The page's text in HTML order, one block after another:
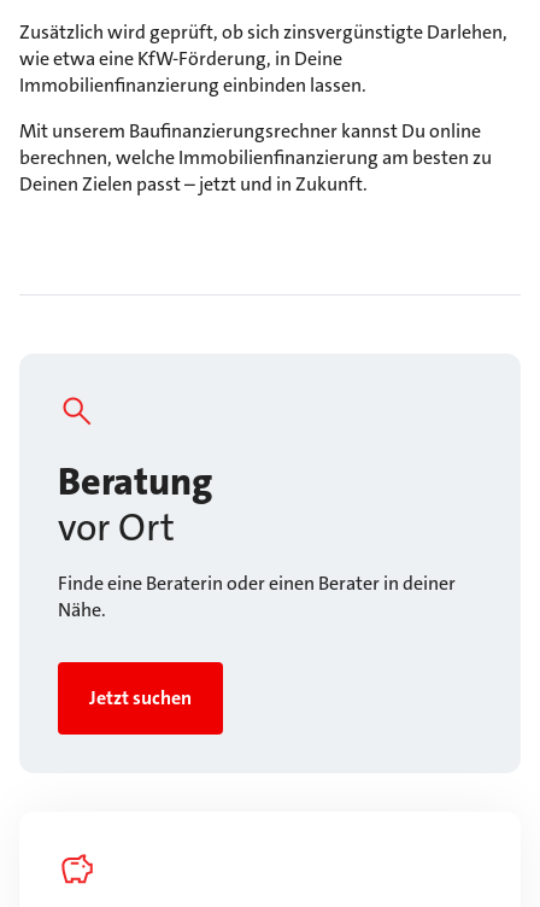
Zusätzlich wird geprüft, ob sich zinsvergünstigte Darlehen,
wie etwa eine KfW-Förderung, in Deine
Immobilienfinanzierung einbinden lassen.
Mit unserem Baufinanzierungsrechner kannst Du online
berechnen, welche Immobilienfinanzierung am besten zu
Deinen Zielen passt – jetzt und in Zukunft.
Beratung
vor Ort
Finde eine Beraterin oder einen Berater in deiner
Nähe.
Jetzt suchen